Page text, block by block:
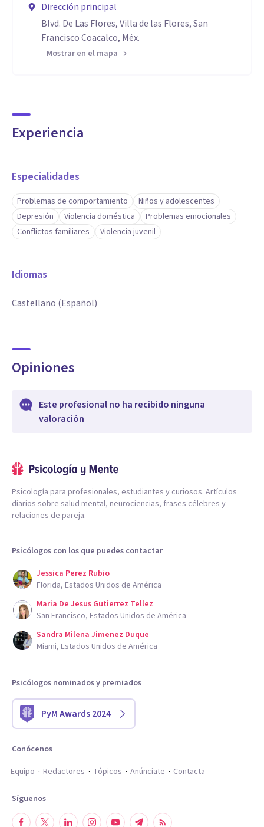
Dirección principal
Blvd. De Las Flores, Villa de las Flores, San
Francisco Coacalco, Méx.
Mostrar en el mapa
Experiencia
Especialidades
Problemas de comportamiento
Niños y adolescentes
Depresión
Violencia doméstica
Problemas emocionales
Conflictos familiares
Violencia juvenil
Idiomas
Castellano (Español)
Opiniones
Este profesional no ha recibido ninguna
valoración
Psicología para profesionales, estudiantes y curiosos. Artículos
diarios sobre salud mental, neurociencias, frases célebres y
relaciones de pareja.
Psicólogos con los que puedes contactar
Jessica Perez Rubio
Florida, Estados Unidos de América
Maria De Jesus Gutierrez Tellez
San Francisco, Estados Unidos de América
Sandra Milena Jimenez Duque
Miami, Estados Unidos de América
Psicólogos nominados y premiados
PyM Awards 2024
Conócenos
Equipo
Redactores Tópicos Anúnciate Contacta
Síguenos